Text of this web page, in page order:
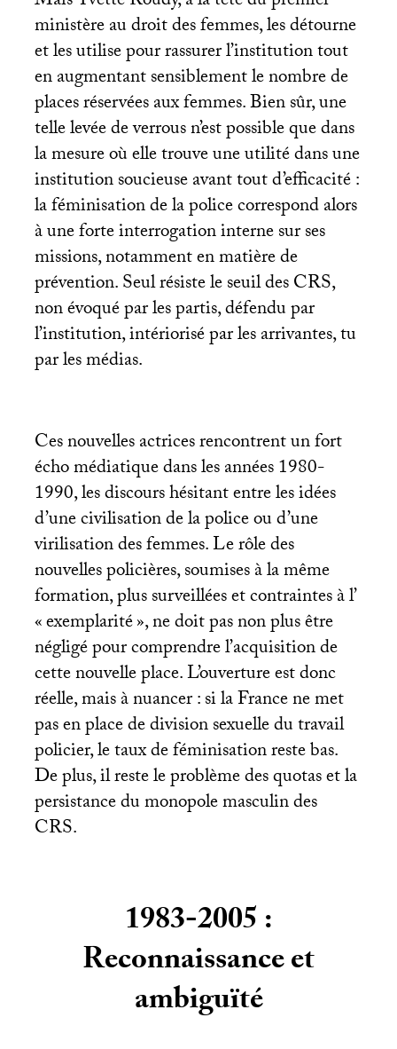
ministère au droit des femmes, les détourne
et les utilise pour rassurer l’institution tout
en augmentant sensiblement le nombre de
places réservées aux femmes. Bien sûr, une
telle levée de verrous n’est possible que dans
la mesure où elle trouve une utilité dans une
institution soucieuse avant tout d’efficacité :
la féminisation de la police correspond alors
à une forte interrogation interne sur ses
missions, notamment en matière de
prévention. Seul résiste le seuil desCRS,
non évoqué par les partis, défendu par
l’institution, intériorisé par les arrivantes, tu
par les médias.
Ces nouvelles actrices rencontrent un fort
écho médiatique dans les années 1980-
1990, les discours hésitant entre les idées
d’une civilisation de la police ou d’une
virilisation des femmes. Le rôle des
nouvelles policières, soumises à la même
formation, plus surveillées et contraintes à l’
«exemplarité», ne doit pas non plus être
négligé pour comprendre l’acquisition de
cette nouvelle place. L’ouverture est donc
réelle, mais à nuancer : si la France ne met
pas en place de division sexuelle du travail
policier, le taux de féminisation reste bas.
De plus, il reste le problème des quotas et la
persistance du monopole masculin des
CRS.
1983-2005 :
Reconnaissance et
ambiguïté